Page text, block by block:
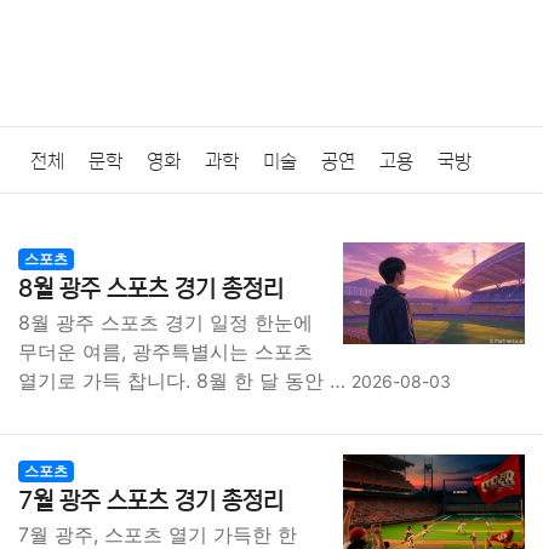
전체 문학 영화 과학 미술 공연 고용 국방
질병 가요 방송 일상 주식 암호화폐 블록체인
결혼 육아 반려동물 패션 미용
대출 자동차 취미 여행 맛집 IT 컴퓨터 기술
스포츠
8월 광주 스포츠 경기 총정리
8월 광주 스포츠 경기 일정 한눈에
무더운 여름, 광주특별시는 스포츠
열기로 가득 찹니다. 8월 한 달 동안 … 2026-08-03
스포츠
7월 광주 스포츠 경기 총정리
7월 광주, 스포츠 열기 가득한 한